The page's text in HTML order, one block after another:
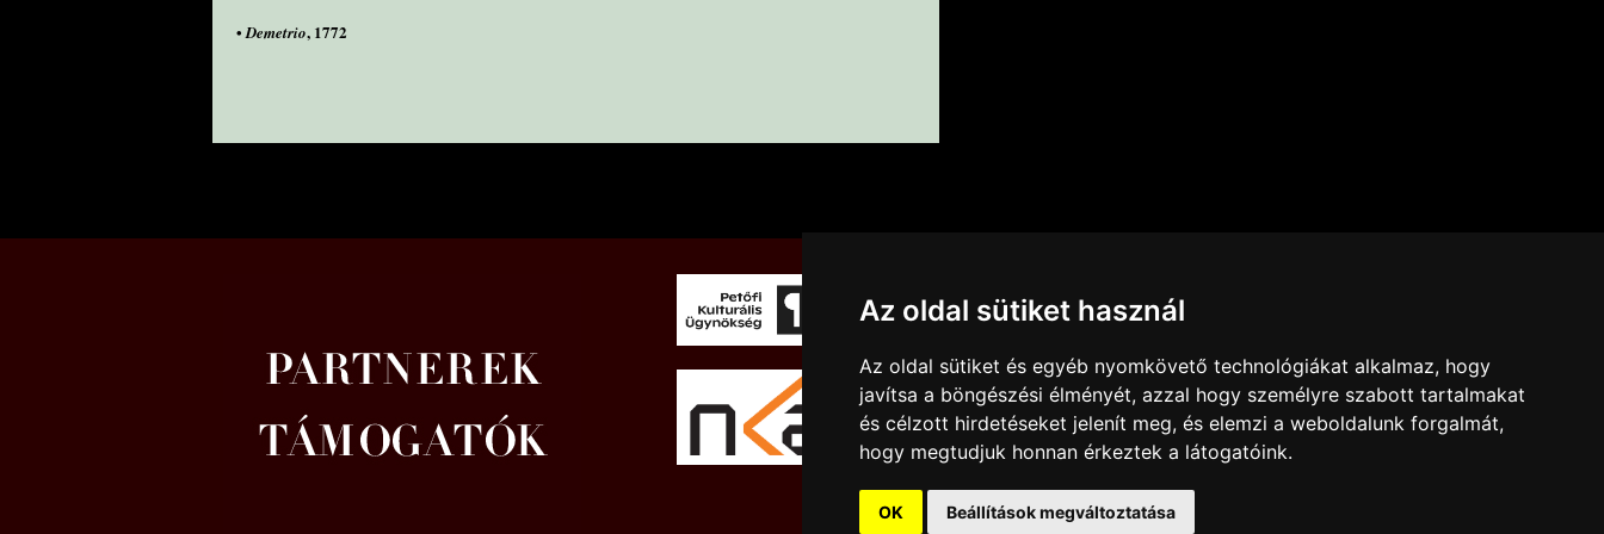
Az oldal sütiket használ
Az oldal sütiket és egyéb nyomkövető technológiákat alkalmaz, hogy
javítsa a böngészési élményét, azzal hogy személyre szabott tartalmakat
és célzott hirdetéseket jelenít meg, és elemzi a weboldalunk forgalmát,
hogy megtudjuk honnan érkeztek a látogatóink.
OK Beállítások megváltoztatása
•Demetrio, 1772
JOGI NYILATKOZAT
DESIGN BY
KARCMÉDIA